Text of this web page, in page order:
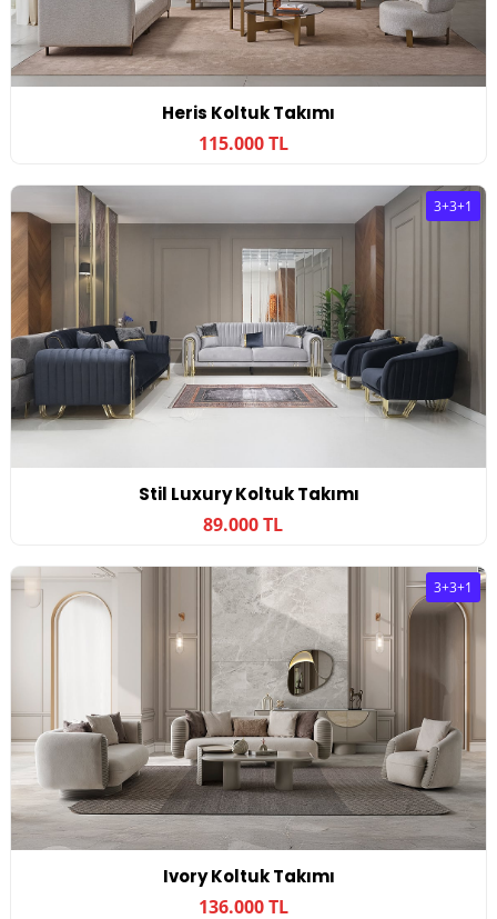
Heris Koltuk Takımı
115.000 TL
Stil Luxury Koltuk Takımı
89.000 TL
3+3+1
Ivory Koltuk Takımı
136.000 TL
3+3+1